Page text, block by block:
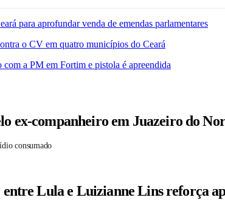
para aprofundar venda de emendas parlamentares
o CV em quatro municípios do Ceará
a PM em Fortim e pistola é apreendida
ex-companheiro em Juazeiro do
consumado
entre Lula e Luizianne Lins reforça